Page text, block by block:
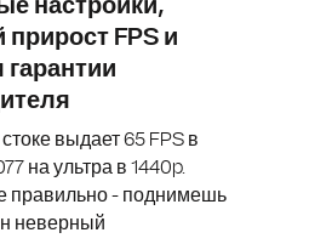
настройки,
FPS и
гарантии
стоке выдает 65 FPS в
на ультра в 1440p.
правильно - поднимешь
неверный